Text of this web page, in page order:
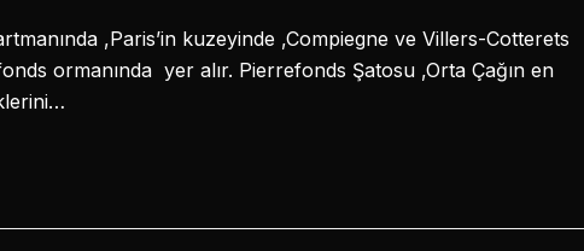
,Paris’in kuzeyinde ,Compiegne ve Villers-Cotterets
ormanında yer alır. Pierrefonds Şatosu ,Orta Çağın en